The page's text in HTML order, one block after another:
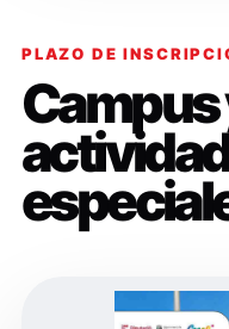
PLAZO DE
Campus